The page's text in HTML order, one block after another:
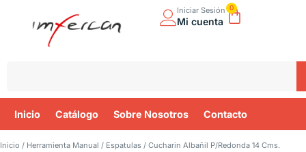
Iniciar Sesión
Mi cuenta
0
Inicio Catálogo Sobre Nosotros Contacto
Inicio / Herramienta Manual / Espatulas / Cucharin Albañil P/Redonda 14 Cms.